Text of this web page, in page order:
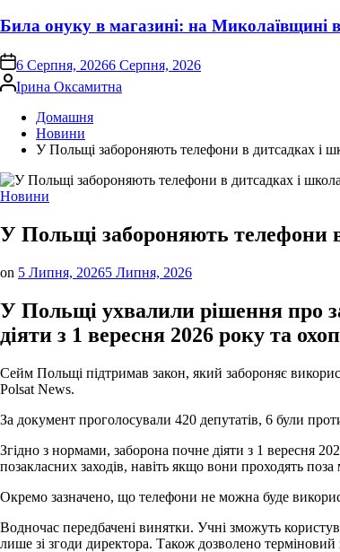
Била онуку в магазині: на Миколаївщині
on6 Серпня, 20266 Серпня, 2026
Опубліковано
Ірина Оксамитна
Домашня
Новини
У Польщі забороняють телефони в дитсадках і
Опублікувати
Новини
У Польщі забороняють телефони
on 5 Липня, 20265 Липня, 2026
У Польщі ухвалили рішення про
діяти з 1 вересня 2026 року та
Сейм Польщі підтримав закон, який забороняє
Polsat News.
За документ проголосували 420 депутатів, 6 були
Згідно з нормами, заборона почне діяти з 1 вересня
позакласних заходів, навіть якщо вони проходять
Окремо зазначено, що телефони не можна буде
Водночас передбачені винятки. Учні зможуть
лише зі згоди директора. Також дозволено терміновий